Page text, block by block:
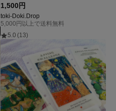
1,500円
toki-Doki.Drop
5,000円以上で送料無料
5.0 (13)